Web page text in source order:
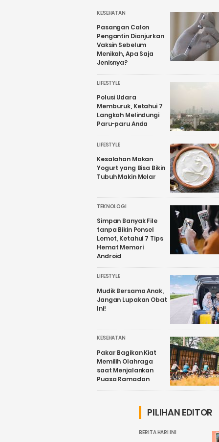
KESEHATAN
Pasangan Calon
Pengantin Dianjurkan
Vaksin Sebelum
Menikah, Apa Saja
Jenisnya?
LIFESTYLE
Polusi Udara
Memburuk, Ketahui 7
Langkah Melindungi
Paru-paru Anda
LIFESTYLE
Kesalahan Makan
Yogurt yang Bisa Bikin
Tubuh Makin Melar
TEKNOLOGI
Simpan Banyak File
tanpa Bikin Ponsel
Lemot, Ketahui 7 Tips
Hemat Memori
Android
LIFESTYLE
Mudik Bersama Anak,
Jangan Lupakan Obat
Ini!
KESEHATAN
Pakar Bagikan Kiat
Memilih Olahraga
saat Menjalankan
Puasa Ramadan
PILIHAN EDITOR
BERITA HARI INI